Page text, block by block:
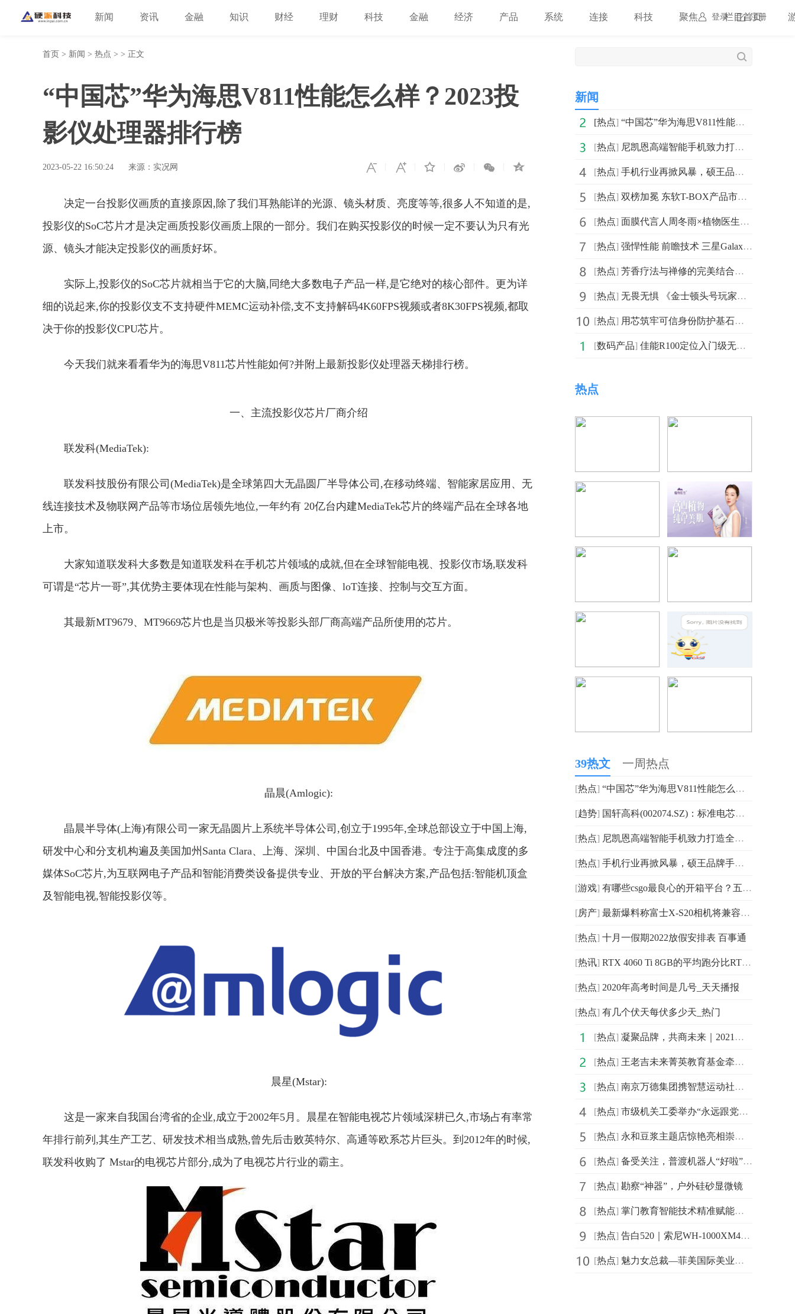
登录 注册
新闻 资讯 金融 知识 财经 理财 科技 金融 经济 产品 系统 连接 科技 聚焦 栏目首页
首页 > 新闻 > 热点 > > 正文
“中国芯”华为海思V811性能怎么样？2023投
影仪处理器排行榜
2023-05-22 16:50:24 来源：实况网
决定一台投影仪画质的直接原因,除了我们耳熟能详的光源、镜头材质、亮度等等,很多人不知道的是,
投影仪的SoC芯片才是决定画质投影仪画质上限的一部分。我们在购买投影仪的时候一定不要认为只有光
源、镜头才能决定投影仪的画质好坏。
实际上,投影仪的SoC芯片就相当于它的大脑,同绝大多数电子产品一样,是它绝对的核心部件。更为详
细的说起来,你的投影仪支不支持硬件MEMC运动补偿,支不支持解码4K60FPS视频或者8K30FPS视频,都取
决于你的投影仪CPU芯片。
今天我们就来看看华为的海思V811芯片性能如何?并附上最新投影仪处理器天梯排行榜。
一、主流投影仪芯片厂商介绍
联发科(MediaTek):
联发科技股份有限公司(MediaTek)是全球第四大无晶圆厂半导体公司,在移动终端、智能家居应用、无
线连接技术及物联网产品等市场位居领先地位,一年约有 20亿台内建MediaTek芯片的终端产品在全球各地
上市。
大家知道联发科大多数是知道联发科在手机芯片领域的成就,但在全球智能电视、投影仪市场,联发科
可谓是“芯片一哥”,其优势主要体现在性能与架构、画质与图像、loT连接、控制与交互方面。
其最新MT9679、MT9669芯片也是当贝极米等投影头部厂商高端产品所使用的芯片。
晶晨(Amlogic):
晶晨半导体(上海)有限公司一家无晶圆片上系统半导体公司,创立于1995年,全球总部设立于中国上海,
研发中心和分支机构遍及美国加州Santa Clara、上海、深圳、中国台北及中国香港。专注于高集成度的多
媒体SoC芯片,为互联网电子产品和智能消费类设备提供专业、开放的平台解决方案,产品包括:智能机顶盒
及智能电视,智能投影仪等。
晨星(Mstar):
这是一家来自我国台湾省的企业,成立于2002年5月。晨星在智能电视芯片领域深耕已久,市场占有率常
年排行前列,其生产工艺、研发技术相当成熟,曾先后击败英特尔、高通等欧系芯片巨头。到2012年的时候,
联发科收购了 Mstar的电视芯片部分,成为了电视芯片行业的霸主。
新闻
[热点] “中国芯”华为海思V811性能怎么样？2023投影仪处理器排行榜
[热点] 尼凯恩高端智能手机致力打造全国化品牌
[热点] 手机行业再掀风暴，硕王品牌手机凭实力进阶
[热点] 双榜加冕 东软T-BOX产品市占率持续领先
[热点] 面膜代言人周冬雨×植物医生，对话敏感肌，解锁青刺护肤
[热点] 强悍性能 前瞻技术 三星Galaxy S23系列见证燃情赛道
[热点] 芳香疗法与禅修的完美结合，西安花实果湖南之旅圆满落幕
[热点] 无畏无惧 《金士顿头号玩家赏金赛》正赛开启
[热点] 用芯筑牢可信身份防护基石赋能数字新时代
[数码产品] 佳能R100定位入门级无反相机 比EOS R50还便宜
热点
39热文 一周热点
[热点] “中国芯”华为海思V811性能怎么样？2023投影仪处理器排行榜
[趋势] 国轩高科(002074.SZ)：标准电芯可以满足大众全球市场80%
[热点] 尼凯恩高端智能手机致力打造全国化品牌
[热点] 手机行业再掀风暴，硕王品牌手机凭实力进阶
[游戏] 有哪些csgo最良心的开箱平台？五大csgo良心开箱平台2023
[房产] 最新爆料称富士X-S20相机将兼容富士X-H2S的散热风扇
[热点] 十月一假期2022放假安排表 百事通
[热讯] RTX 4060 Ti 8GB的平均跑分比RTX 3060 Ti高10%
[热点] 2020年高考时间是几号_天天播报
[热点] 有几个伏天每伏多少天_热门
[热点] 凝聚品牌，共商未来｜2021中国企业品牌建设峰会暨媒体发
[热点] 王老吉未来菁英教育基金牵手汕头大学首设 “刺柠吉奖学
[热点] 南京万德集团携智慧运动社区解决方案精彩亮相2021体博会
[热点] 市级机关工委举办“永远跟党走，建功新时代”庆祝建党百
[热点] 永和豆浆主题店惊艳亮相崇明花博会，成新晋网红打卡地
[热点] 备受关注，普渡机器人“好啦”亮相2021中国连锁餐饮峰会
[热点] 勘察“神器”，户外硅砂显微镜
[热点] 掌门教育智能技术精准赋能个性化教学 品质课程助力信息
[热点] 告白520｜索尼WH-1000XM4头戴降噪耳机静谧白限量版心动发布
[热点] 魅力女总裁—菲美国际美业综合平台创始人，菲菲！